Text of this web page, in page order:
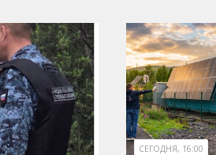
СЕГОДНЯ, 16:00